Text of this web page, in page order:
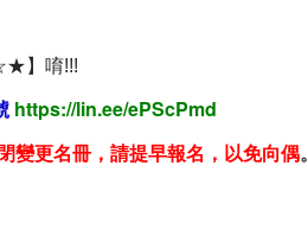
】唷!!!
https://lin.ee/ePScPmd
變更名冊，請提早報名，以免向偶。